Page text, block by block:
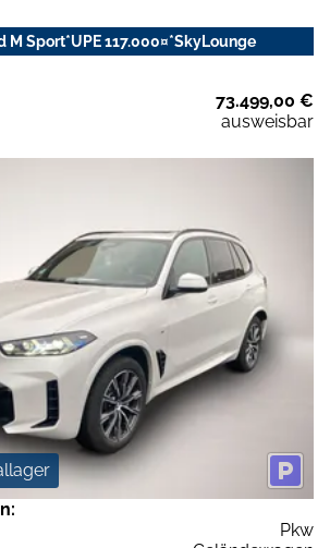
M Sport*UPE 117.000¤*SkyLounge
73.499,00 €
ausweisbar
Pkw